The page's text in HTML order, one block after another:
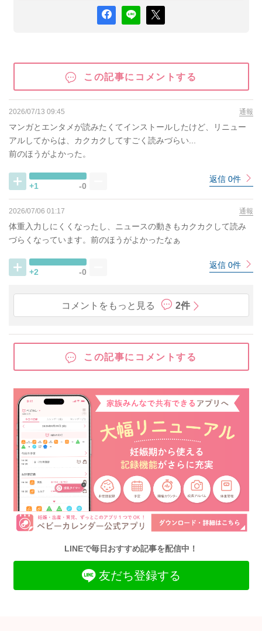
この記事にコメントする
2026/07/13 09:45 通報
マンガとエンタメが読みたくてインストールしたけど、リニュー
アルしてからは、カクカクしてすごく読みづらい...
前のほうがよかった。
+1 -0
返信 0件
2026/07/06 01:17 通報
体重入力しにくくなったし、ニュースの動きもカクカクして読み
づらくなっています。前のほうがよかったなぁ
+2 -0
返信 0件
コメントをもっと見る 2件
この記事にコメントする
LINEで毎日おすすめ記事を配信中！
友だち登録する